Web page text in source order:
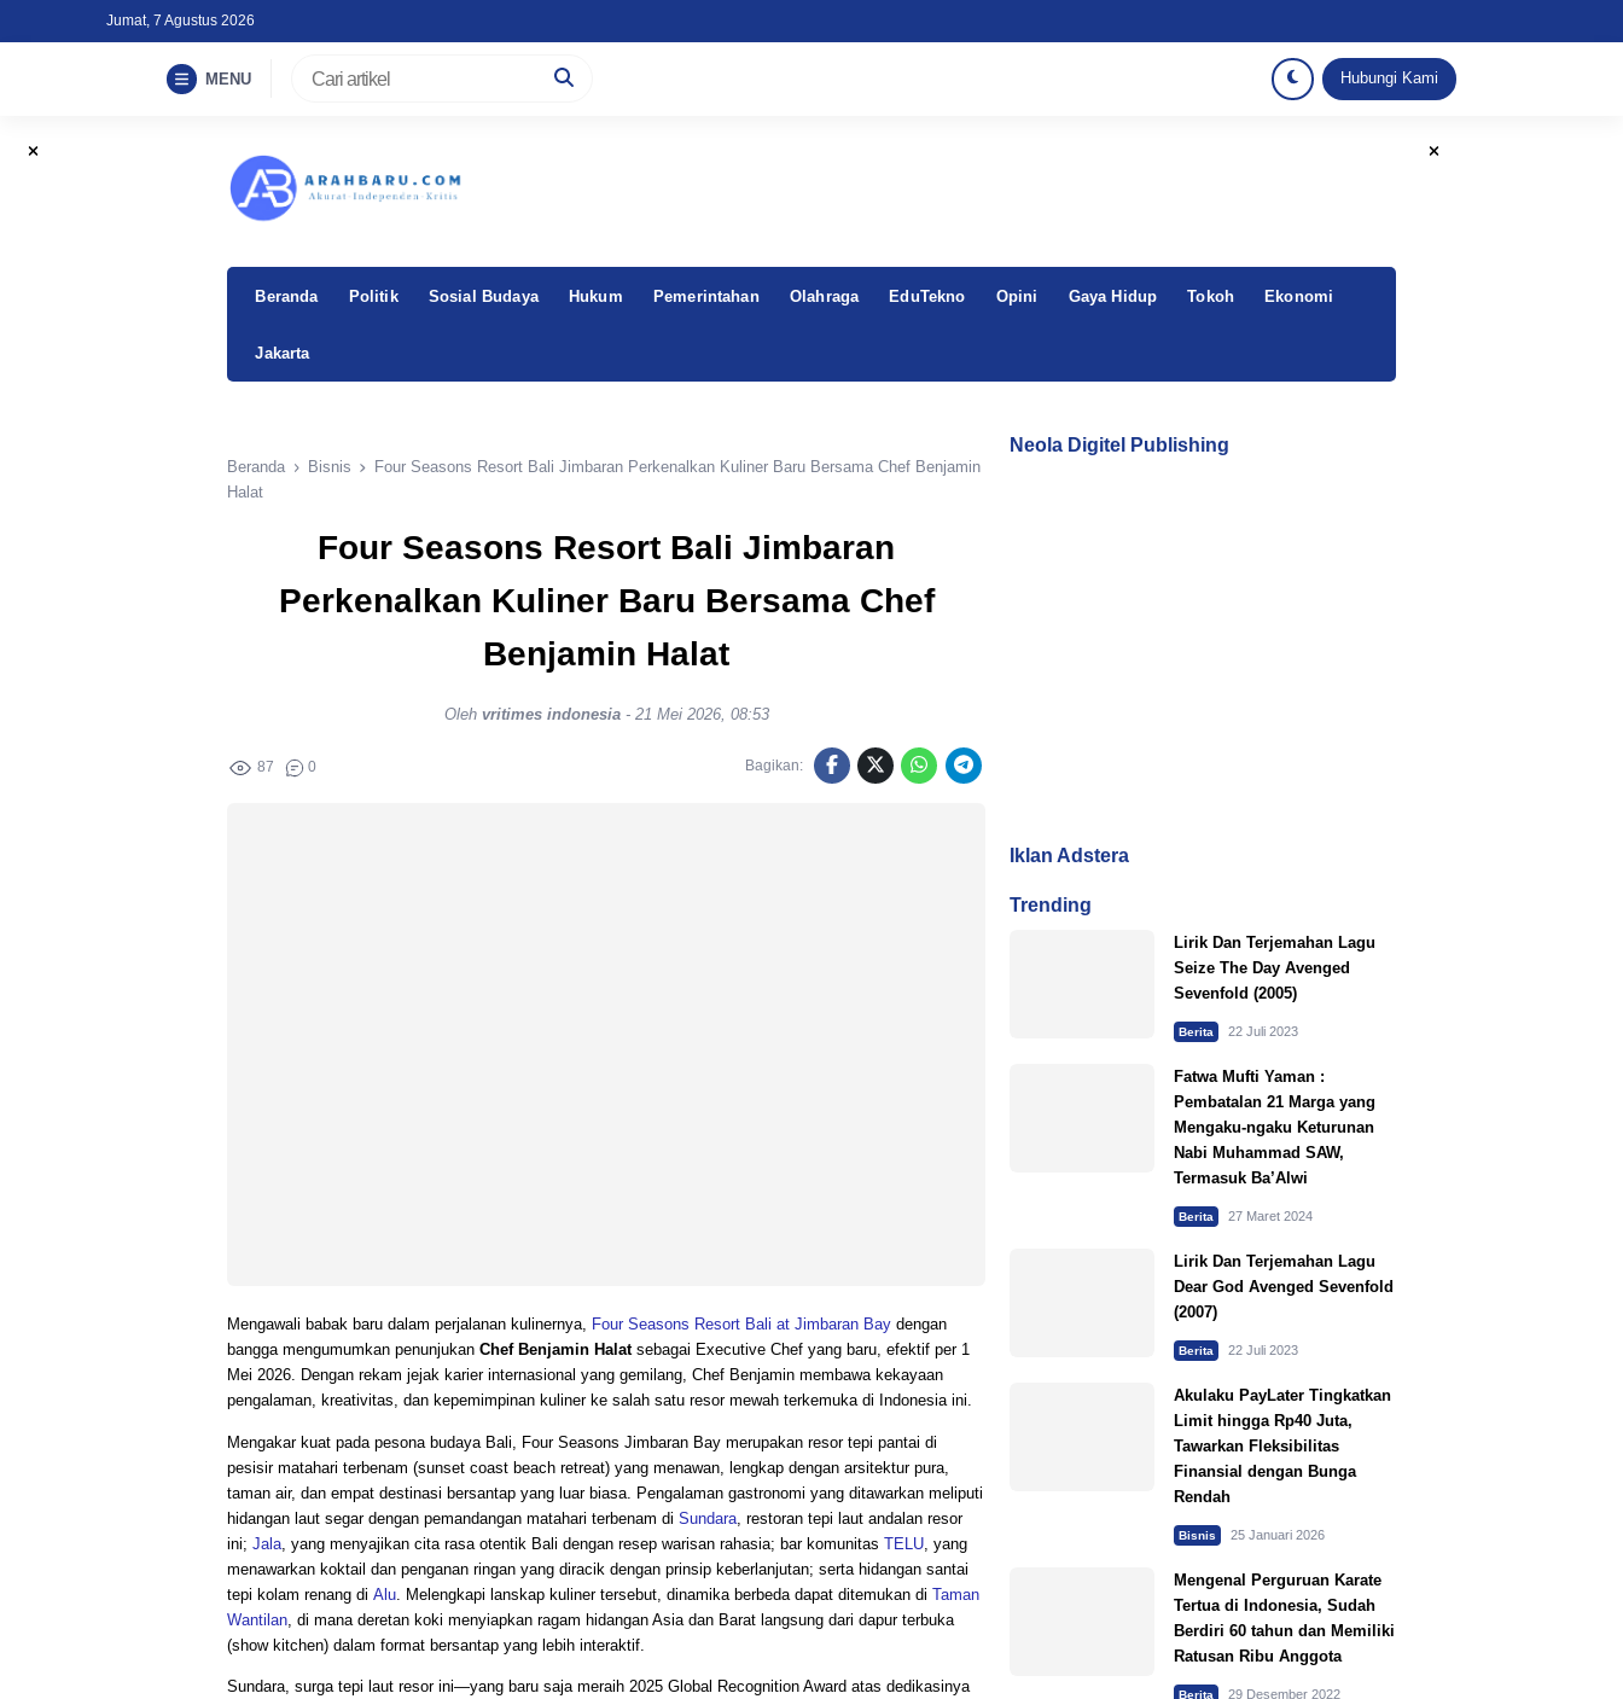
to
Jumat, 7 Agustus 2026
MENU Hubungi Kami
Beranda Politik Sosial Budaya Hukum Pemerintahan Olahraga EduTekno Opini Gaya Hidup Tokoh Ekonomi
Jakarta
Beranda Bisnis
Four Seasons Resort Bali Jimbaran Perkenalkan Kuliner Baru Bersama Chef Benjamin
Halat
Four Seasons Resort Bali Jimbaran
Perkenalkan Kuliner Baru Bersama Chef
Benjamin Halat
Oleh vritimes indonesia - 21 Mei 2026, 08:53
87 0 Bagikan:
Mengawali babak baru dalam perjalanan kulinernya, Four Seasons Resort Bali at Jimbaran Bay dengan
bangga mengumumkan penunjukan Chef Benjamin Halat sebagai Executive Chef yang baru, efektif per 1
Mei 2026. Dengan rekam jejak karier internasional yang gemilang, Chef Benjamin membawa kekayaan
pengalaman, kreativitas, dan kepemimpinan kuliner ke salah satu resor mewah terkemuka di Indonesia ini.
Mengakar kuat pada pesona budaya Bali, Four Seasons Jimbaran Bay merupakan resor tepi pantai di
pesisir matahari terbenam (sunset coast beach retreat) yang menawan, lengkap dengan arsitektur pura,
taman air, dan empat destinasi bersantap yang luar biasa. Pengalaman gastronomi yang ditawarkan meliputi
hidangan laut segar dengan pemandangan matahari terbenam di Sundara , restoran tepi laut andalan resor
ini; Jala , yang menyajikan cita rasa otentik Bali dengan resep warisan rahasia; bar komunitas TELU , yang
menawarkan koktail dan penganan ringan yang diracik dengan prinsip keberlanjutan; serta hidangan santai
tepi kolam renang di Alu . Melengkapi lanskap kuliner tersebut, dinamika berbeda dapat ditemukan di Taman
Wantilan , di mana deretan koki menyiapkan ragam hidangan Asia dan Barat langsung dari dapur terbuka
(show kitchen) dalam format bersantap yang lebih interaktif.
Sundara, surga tepi laut resor ini—yang baru saja meraih 2025 Global Recognition Award atas dedikasinya
Neola Digitel Publishing
Iklan Adstera
Trending
Lirik Dan Terjemahan Lagu
Seize The Day Avenged
Sevenfold (2005)
Berita 22 Juli 2023
Fatwa Mufti Yaman :
Pembatalan 21 Marga yang
Mengaku-ngaku Keturunan
Nabi Muhammad SAW,
Termasuk Ba’Alwi
Berita 27 Maret 2024
Lirik Dan Terjemahan Lagu
Dear God Avenged Sevenfold
(2007)
Berita 22 Juli 2023
Akulaku PayLater Tingkatkan
Limit hingga Rp40 Juta,
Tawarkan Fleksibilitas
Finansial dengan Bunga
Rendah
Bisnis 25 Januari 2026
Mengenal Perguruan Karate
Tertua di Indonesia, Sudah
Berdiri 60 tahun dan Memiliki
Ratusan Ribu Anggota
Berita 29 Desember 2022